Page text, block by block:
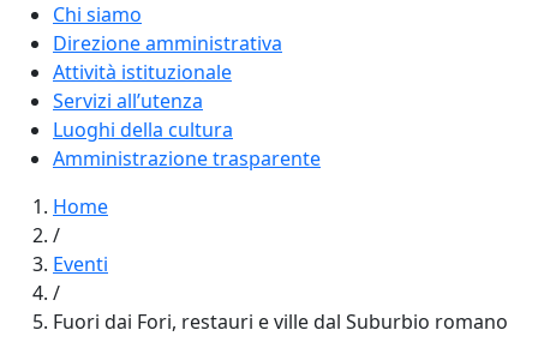
Chi siamo
Direzione amministrativa
Attività istituzionale
Servizi all’utenza
Luoghi della cultura
Amministrazione trasparente
Home
/
Eventi
/
Fuori dai Fori, restauri e ville dal Suburbio romano